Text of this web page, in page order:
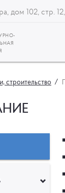
дом 102, стр.
строительство